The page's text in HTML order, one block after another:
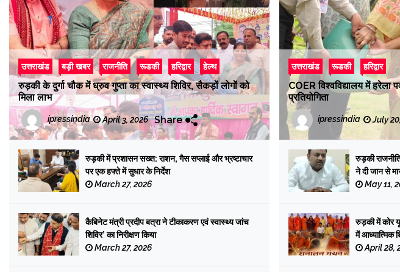
उत्तराखंड बड़ी खबर राजनीति रूडकी हरिद्वार हेल्थ
रुड़की के दुर्गा चौक में ध्रुव गुप्ता का स्वास्थ्य शिविर, सैकड़ों लोगों को
मिला लाभ
ipressindia April 3, 2026 Share
रुड़की में प्रशासन सख्त: राशन, गैस सप्लाई और भ्रष्टाचार
पर एक हफ्ते में सुधार के निर्देश
March 27, 2026
कैबिनेट मंत्री प्रदीप बत्रा ने टीकाकरण एवं स्वास्थ्य जांच
शिविर’ का निरीक्षण किया
March 27, 2026
उत्तराखंड रूडकी हरिद्वार
COER विश्वविद्यालय में हरेला
प्रतियोगिता
ipressindia July
रुड़की
ने दी जान से
May 11,
रुड़की में कोर
में आध्यात्मिक
April 28,